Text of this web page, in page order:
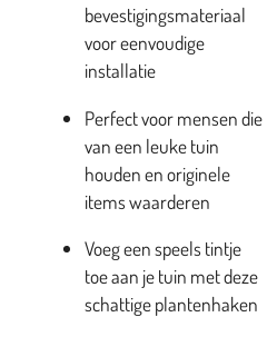
bevestigingsmateriaal
voor eenvoudige
installatie
Perfect voor mensen die
van een leuke tuin
houden en originele
items waarderen
Voeg een speels tintje
toe aan je tuin met deze
schattige plantenhaken